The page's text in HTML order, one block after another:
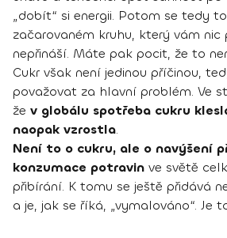
„dobít“ si energii. Potom se tedy
začarovaném kruhu, který vám nic
nepřináší. Máte pak pocit, že to
Cukr však není jedinou příčinou,
považovat za hlavní problém. Ve
že v globálu spotřeba cukru
naopak vzrostla.
Není to o cukru, ale o navýšení
konzumace potravin ve světě
přibírání. K tomu se ještě přidává
a je, jak se říká, „vymalováno“. Je